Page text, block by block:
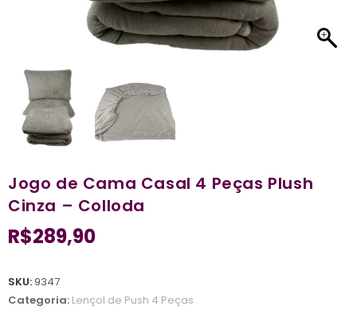
Jogo de Cama Casal 4 Peças Plush
Cinza – Colloda
R$289,90
SKU:9347
Categoria: Lençol de Push 4 Peças